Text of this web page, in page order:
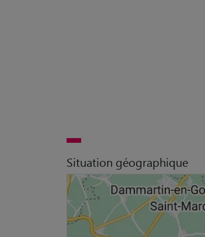
Situation géographique